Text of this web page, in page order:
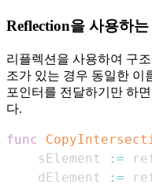
Reflection을 사용하는
리플렉션을 사용하여 구
조가 있는 경우 동일한 이
포인터를 전달하기만 하
다.
func
    sElement
:=
    dElement
:=